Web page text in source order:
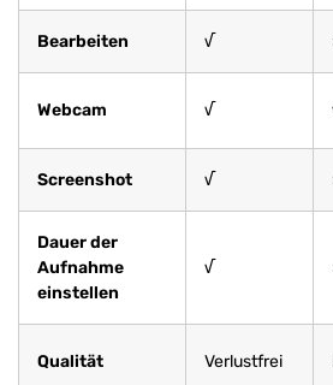
Bearbeiten √
Webcam √
Screenshot √
Dauer der
Aufnahme
einstellen
√
Qualität Verlustfrei